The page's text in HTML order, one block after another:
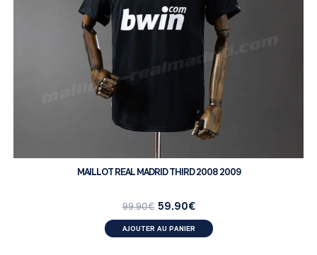
MAILLOT REAL MADRID THIRD 2008 2009
99.90€ 59.90€
AJOUTER AU PANIER